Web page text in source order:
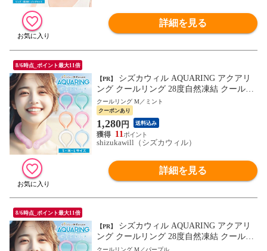
詳細を見る
8/6時点_ポイント最大11倍
【PR】
ング クールリング 28度自然凍結 クールネ
ックリング 首掛け 冷却グッズ 熱中症対策
アイスネックリング 夏 暑さ対策 冷感 ネッ
ククーラー ミント Mサイズ 1個入り
クールリング M／ミント
クーポンあり
1,280円 送料込み
11
shizukawill（シズカウィル）
詳細を見る
8/6時点_ポイント最大11倍
【PR】
ング クールリング 28度自然凍結 クールネ
ックリング 首掛け 冷却グッズ 熱中症対策
クールリング M／パープル